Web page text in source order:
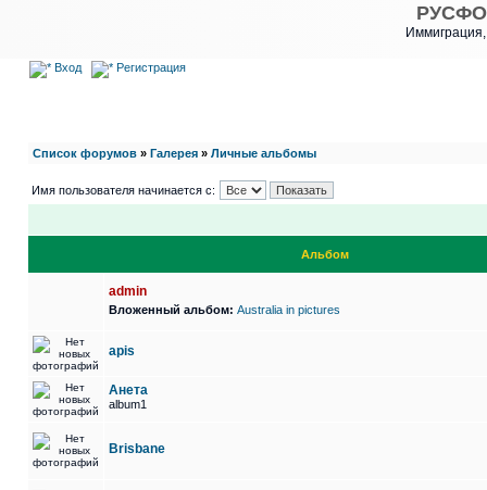
Вход Регистрация
Список форумов » Галерея » Личные альбомы
Имя пользователя начинается с:
Альбом
admin
Вложенный альбом: Australia in pictures
apis
Анета
album1
Brisbane